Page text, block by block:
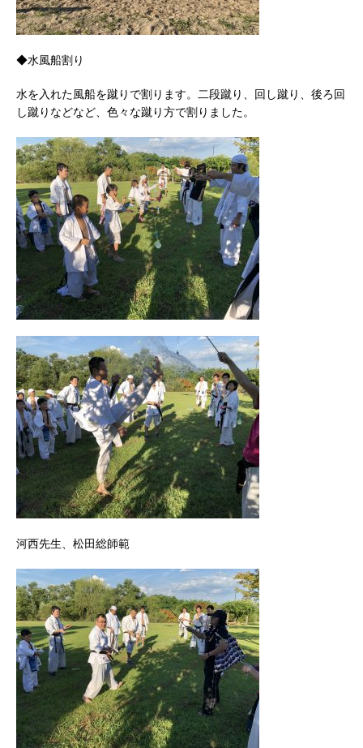
◆水風船割り
水を入れた風船を蹴りで割ります。二段蹴り、回し蹴り、後ろ回
し蹴りなどなど、色々な蹴り方で割りました。
河西先生、松田総師範